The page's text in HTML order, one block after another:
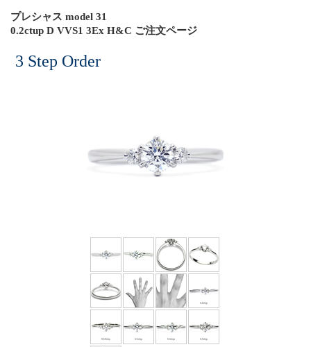
プレシャス model 31
0.2ctup D VVS1 3Ex H&C ご注文ページ
3 Step Order